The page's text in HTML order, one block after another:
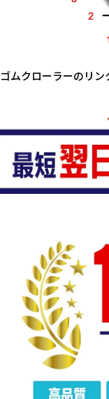
ゴムクローラーのリ